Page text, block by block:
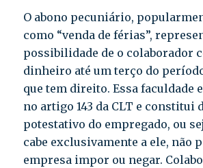
O abono pecuniário,
como “venda de férias”,
possibilidade de o colaborador
dinheiro até um terço do
que tem direito. Essa faculdade
no artigo 143 da CLT e constitui
potestativo do empregado, ou
cabe exclusivamente a ele, não
empresa impor ou negar.